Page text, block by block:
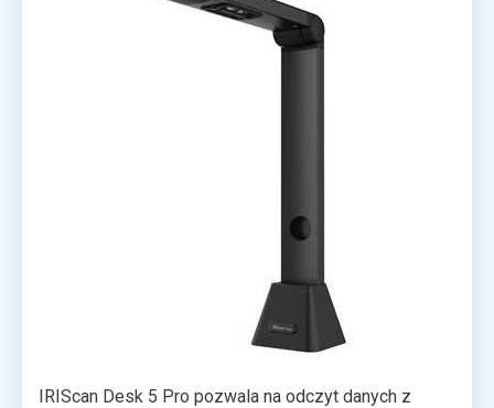
IRIScan Desk 5 Pro pozwala na odczyt danych z